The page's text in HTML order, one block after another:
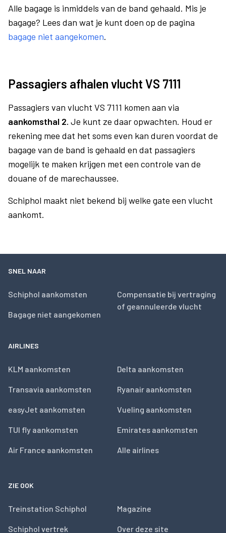
Alle bagage is inmiddels van de band gehaald. Mis je
bagage? Lees dan wat je kunt doen op de pagina
bagage niet aangekomen.
Passagiers afhalen vlucht VS 7111
Passagiers van vlucht VS 7111 komen aan via
aankomsthal 2. Je kunt ze daar opwachten. Houd er
rekening mee dat het soms even kan duren voordat de
bagage van de band is gehaald en dat passagiers
mogelijk te maken krijgen met een controle van de
douane of de marechaussee.
Schiphol maakt niet bekend bij welke gate een vlucht
aankomt.
SNEL NAAR
Schiphol aankomsten
Bagage niet aangekomen
Compensatie bij vertraging
of geannuleerde vlucht
AIRLINES
KLM aankomsten
Transavia aankomsten
easyJet aankomsten
TUI fly aankomsten
Air France aankomsten
Delta aankomsten
Ryanair aankomsten
Vueling aankomsten
Emirates aankomsten
Alle airlines
ZIE OOK
Treinstation Schiphol
Schiphol vertrek
Magazine
Over deze site